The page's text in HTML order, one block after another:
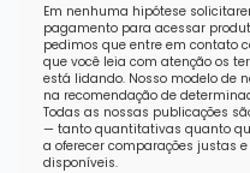
Em nenhuma hipótese
pagamento para acessar
pedimos que entre em contato
que você leia com atenção os
está lidando. Nosso modelo de
na recomendação de
Todas as nossas publicações
— tanto quantitativas quanto
a oferecer comparações justas
disponíveis.